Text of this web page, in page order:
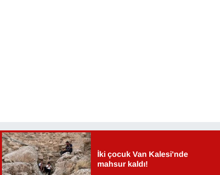
İki çocuk Van Kalesi'nde
mahsur kaldı!
TEKNOLOJİ
Turizm